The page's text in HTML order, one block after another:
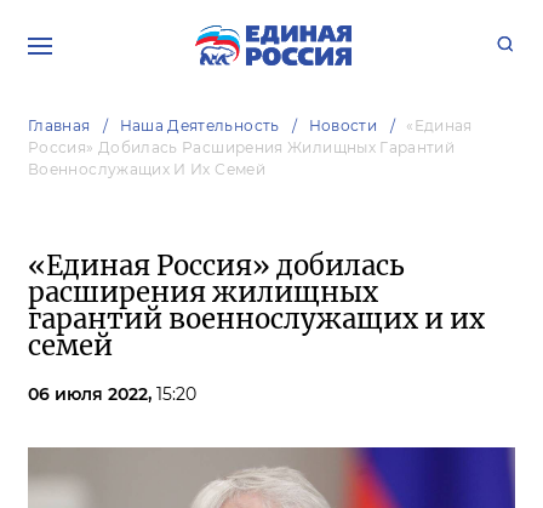
Главная Наша Деятельность Новости
«Единая
Россия» Добилась Расширения Жилищных Гарантий
Военнослужащих И Их Семей
«Единая Россия» добилась
расширения жилищных
гарантий военнослужащих и их
семей
06 июля 2022, 15:20